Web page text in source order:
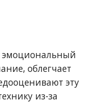
эмоциональный
облегчает
эту
из-за